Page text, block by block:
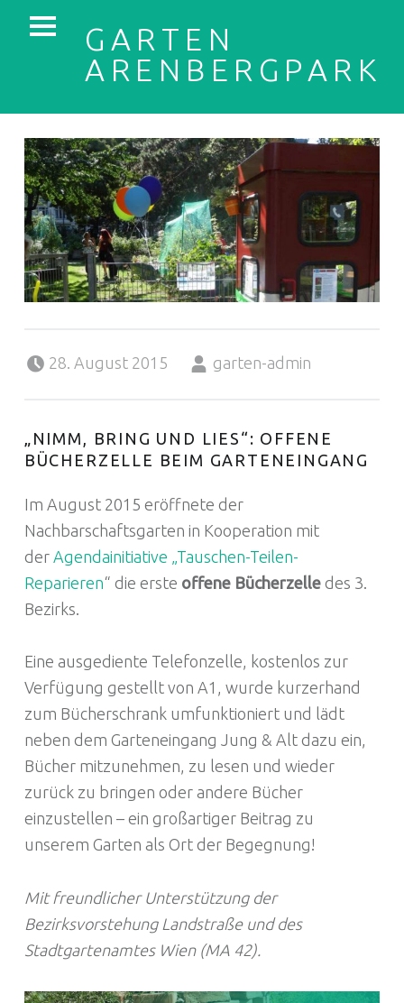
GARTEN
ARENBERGPARK
28. August 2015
garten-admin
„NIMM, BRING UND LIES“: OFFENE
BÜCHERZELLE BEIM GARTENEINGANG
Im August 2015 eröffnete der
Nachbarschaftsgarten in Kooperation mit
der Agendainitiative „Tauschen-Teilen-
Reparieren“ die erste offene Bücherzelledes 3.
Bezirks.
Eine ausgediente Telefonzelle, kostenlos zur
Verfügung gestellt von A1, wurde kurzerhand
zum Bücherschrank umfunktioniert und lädt
neben dem Garteneingang Jung & Alt dazu ein,
Bücher mitzunehmen, zu lesen und wieder
zurück zu bringen oder andere Bücher
einzustellen – ein großartiger Beitrag zu
unserem Garten als Ort der Begegnung!
Mit freundlicher Unterstützung der
Bezirksvorstehung Landstraße und des
Stadtgartenamtes Wien (MA 42).
BEITRAGSNAVIGATION